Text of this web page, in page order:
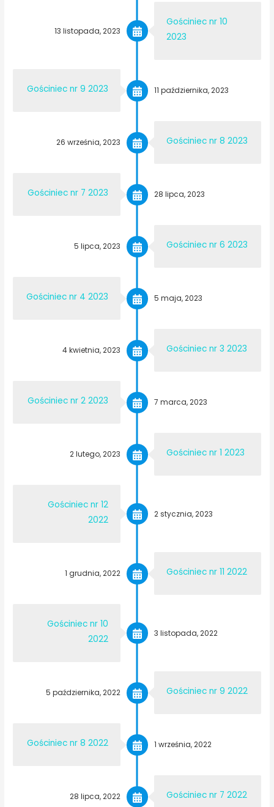
Gościniec nr 10
2023
13 listopada, 2023
Gościniec nr 9 2023 11 października, 2023
Gościniec nr 8 2023
26 września, 2023
Gościniec nr 7 2023 28 lipca, 2023
Gościniec nr 6 2023
5 lipca, 2023
Gościniec nr 4 2023 5 maja, 2023
Gościniec nr 3 2023
4 kwietnia, 2023
Gościniec nr 2 2023 7 marca, 2023
Gościniec nr 1 2023
2 lutego, 2023
Gościniec nr 12
2022
2 stycznia, 2023
Gościniec nr 11 2022
1 grudnia, 2022
Gościniec nr 10
2022
3 listopada, 2022
Gościniec nr 9 2022
5 października, 2022
Gościniec nr 8 2022 1 września, 2022
Gościniec nr 7 2022
28 lipca, 2022